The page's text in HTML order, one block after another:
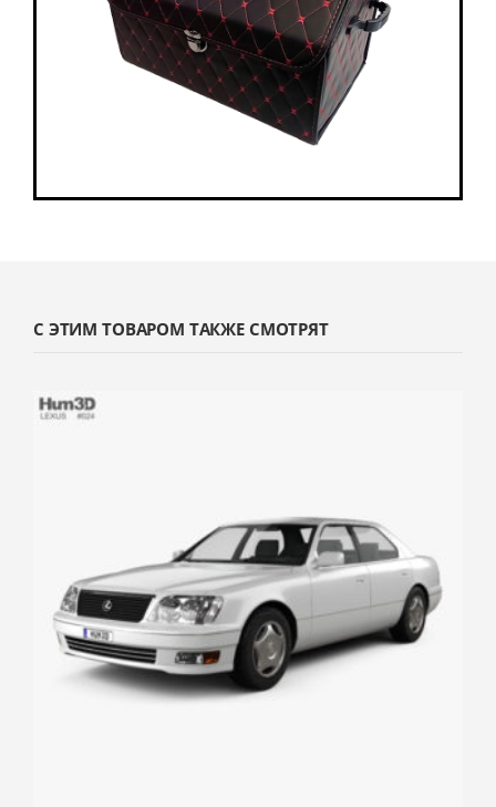
С ЭТИМ ТОВАРОМ ТАКЖЕ СМОТРЯТ